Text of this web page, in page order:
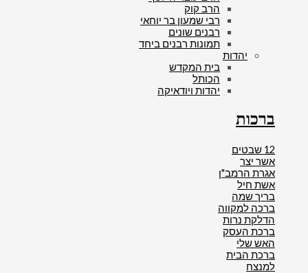
הרב קוק
רבי שמעון בר יוחאי
רבנים שונים
תמונות רבנים ביחד
יהדות
בית המקדש
הכותל
יהדות ויודאיקה
ברכות
12 שבטים
אשר יצר
אגרת הרמב"ן
אשת חיל
בריך שמה
ברכה למקווה
הדלקת נרות
ברכת העסק
האש שלי
ברכת הבית
למנצח